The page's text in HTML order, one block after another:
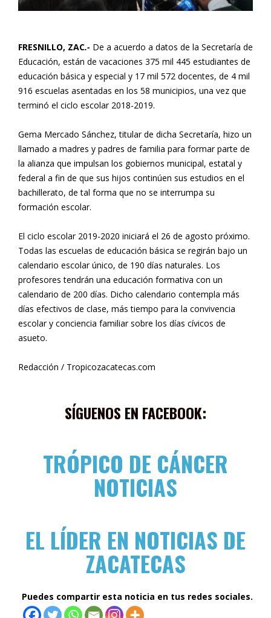
FRESNILLO, ZAC.- De a acuerdo a datos de la Secretaría de
Educación, están de vacaciones 375 mil 445 estudiantes de
educación básica y especial y 17 mil 572 docentes, de 4 mil
916 escuelas asentadas en los 58 municipios, una vez que
terminó el ciclo escolar 2018-2019.
Gema Mercado Sánchez, titular de dicha Secretaría, hizo un
llamado a madres y padres de familia para formar parte de
la alianza que impulsan los gobiernos municipal, estatal y
federal a fin de que sus hijos continúen sus estudios en el
bachillerato, de tal forma que no se interrumpa su
formación escolar.
El ciclo escolar 2019-2020 iniciará el 26 de agosto próximo.
Todas las escuelas de educación básica se regirán bajo un
calendario escolar único, de 190 días naturales. Los
profesores tendrán una educación formativa con un
calendario de 200 días. Dicho calendario contempla más
días efectivos de clase, más tiempo para la convivencia
escolar y conciencia familiar sobre los días cívicos de
asueto.
Redacción / Tropicozacatecas.com
SÍGUENOS EN FACEBOOK:
TRÓPICO DE CÁNCER
NOTICIAS
EL LÍDER EN NOTICIAS DE
ZACATECAS
Puedes compartir esta noticia en tus redes sociales.